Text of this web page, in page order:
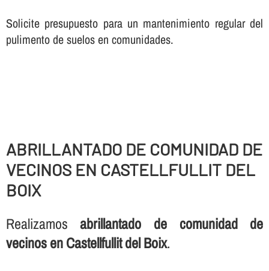
Solicite presupuesto para un mantenimiento regular del
pulimento de suelos en comunidades.
ABRILLANTADO DE COMUNIDAD DE
VECINOS EN CASTELLFULLIT DEL
BOIX
Realizamosabrillantado de comunidad de
vecinos en Castellfullit del Boix.